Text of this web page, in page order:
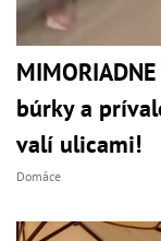
búrky a
valí ulicami!
Domáce